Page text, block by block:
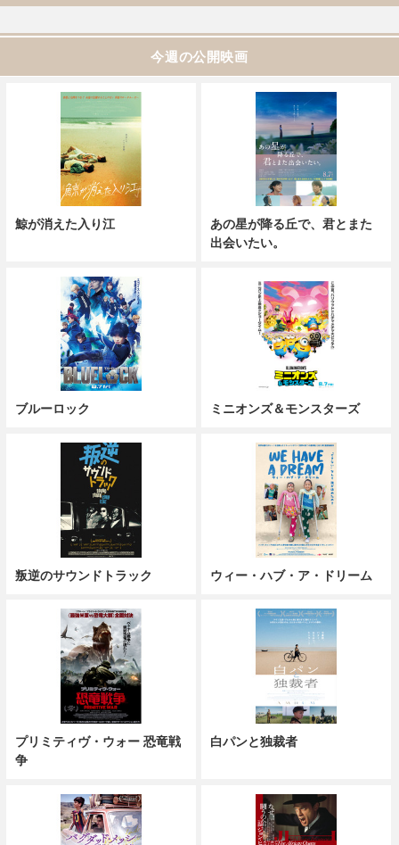
今週の公開映画
鯨が消えた入り江
あの星が降る丘で、君とまた
出会いたい。
ブルーロック ミニオンズ＆モンスターズ
叛逆のサウンドトラック ウィー・ハブ・ア・ドリーム
プリミティヴ・ウォー 恐竜戦
争
白パンと独裁者